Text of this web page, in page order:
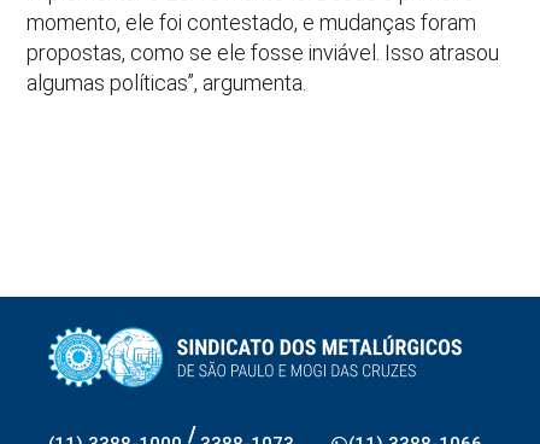
momento, ele foi contestado, e mudanças foram
propostas, como se ele fosse inviável. Isso atrasou
algumas políticas”, argumenta.
/